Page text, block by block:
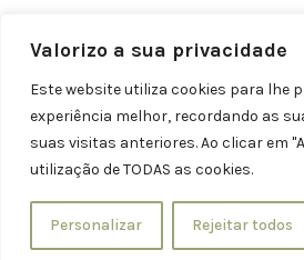
Valorizo a sua privacidade
Este website utiliza cookies para lhe
experiência melhor, recordando as
suas visitas anteriores. Ao clicar em
utilização de TODAS as cookies.
Personalizar Rejeitar todos
Copyright © 2026 |